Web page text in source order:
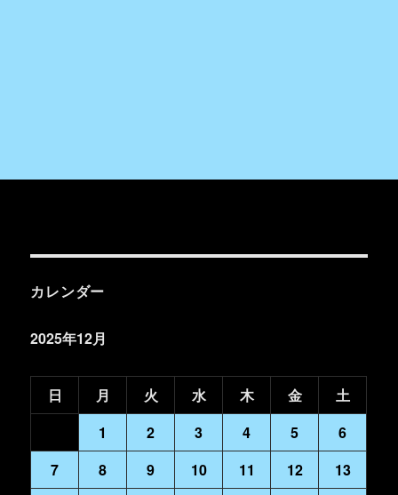
カレンダー
2025年12月
日 月 火 水 木 金
土
1
2 3 4 5
6
7
8 9 10 11 12
13